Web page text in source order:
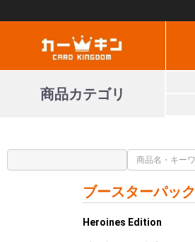
商品カテゴリ
ブースターパック
Heroines Edition